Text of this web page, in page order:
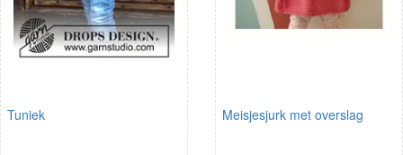
Tuniek Meisjesjurk met overslag